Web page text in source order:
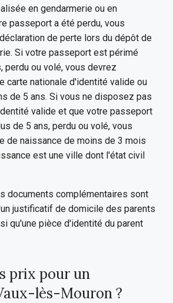
en gendarmerie ou en
passeport a été perdu, vous
de perte lors du dépôt de
Si votre passeport est périmé
perdu ou volé, vous devrez
carte nationale d'identité valide ou
de 5 ans. Si vous ne disposez pas
valide et que votre passeport
de 5 ans, perdu ou volé, vous
de naissance de moins de 3 mois
est une ville dont l'état civil
documents complémentaires sont
justificatif de domicile des parents
qu'une pièce d'identité du parent
prix pour un
lès-Mouron ?